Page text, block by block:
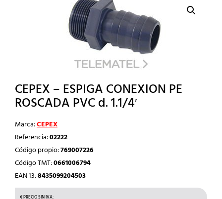
CEPEX – ESPIGA CONEXION PE
ROSCADA PVC d. 1.1/4′
Marca:CEPEX
Referencia:02222
Código propio:769007226
Código TMT:0661006794
EAN 13:8435099204503